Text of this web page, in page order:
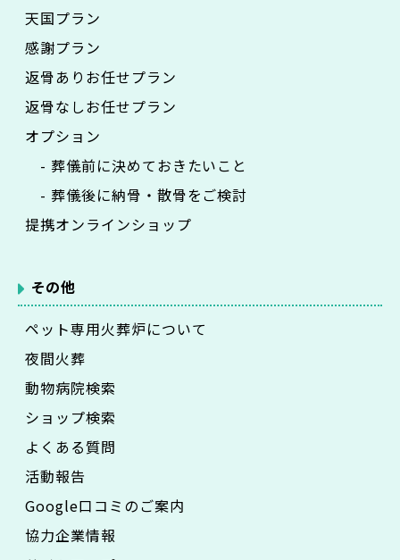
天国プラン
感謝プラン
返骨ありお任せプラン
返骨なしお任せプラン
オプション
- 葬儀前に決めておきたいこと
- 葬儀後に納骨・散骨をご検討
提携オンラインショップ
その他
ペット専用火葬炉について
夜間火葬
動物病院検索
ショップ検索
よくある質問
活動報告
Google口コミのご案内
協力企業情報